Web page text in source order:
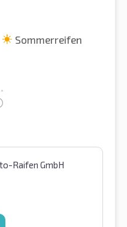
Sommerreifen
Raifen GmbH